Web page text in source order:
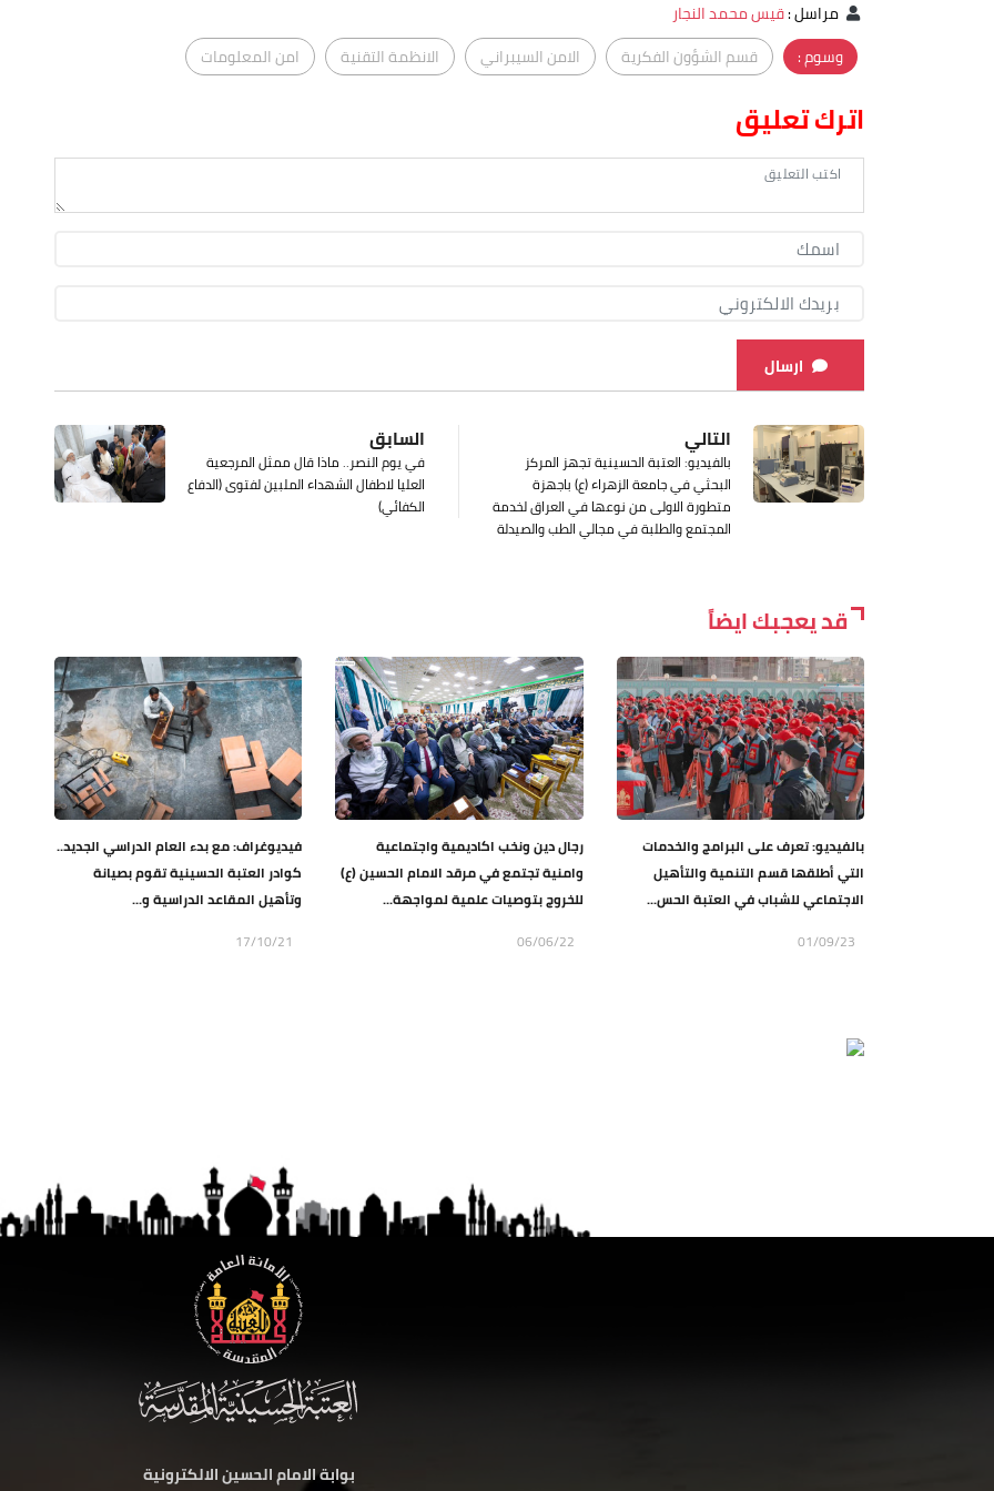
مراسل:قيس محمد النجار
وسوم :
قسم الشؤون الفكرية الامن السيبراني الانظمة التقنية امن المعلومات
اترك تعليق
ارسال
السابق
في يوم النصر.. ماذا قال ممثل المرجعية
العليا لاطفال الشهداء الملبين لفتوى (الدفاع
الكفائي)
التالي
بالفيديو: العتبة الحسينية تجهز المركز
البحثي في جامعة الزهراء (ع) باجهزة
متطورة الاولى من نوعها في العراق لخدمة
المجتمع والطلبة في مجالي الطب والصيدلة
قد يعجبك ايضاً
بالفيديو: تعرف على البرامج والخدمات
التي أطلقها قسم التنمية والتأهيل
الاجتماعي للشباب في العتبة الحس...
01/09/23
رجال دين ونخب اكاديمية واجتماعية
وامنية تجتمع في مرقد الامام الحسين (ع)
للخروج بتوصيات علمية لمواجهة...
06/06/22
فيديوغراف: مع بدء العام الدراسي الجديد..
كوادر العتبة الحسينية تقوم بصيانة
وتأهيل المقاعد الدراسية و...
17/10/21
بوابة الامام الحسين الالكترونية